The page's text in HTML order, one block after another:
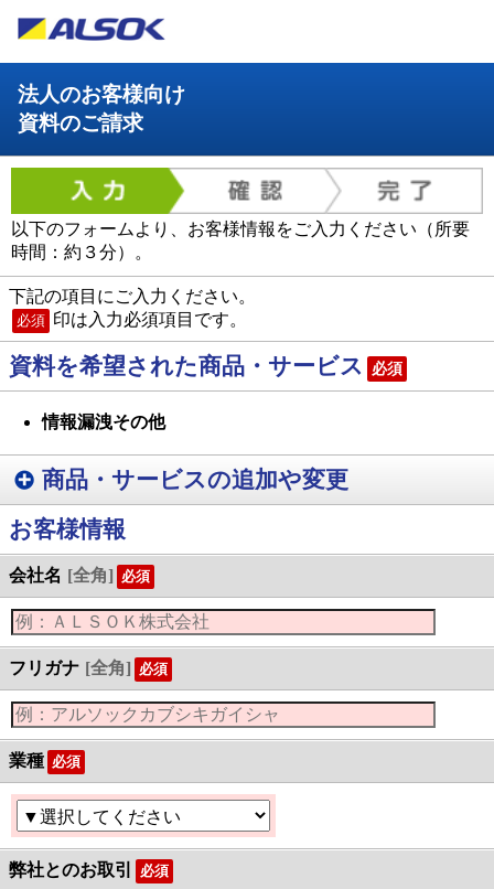
法人のお客様向け
資料のご請求
以下のフォームより、お客様情報をご入力ください（所要
時間：約３分）。
下記の項目にご入力ください。
必須 印は入力必須項目です。
資料を希望された商品・サービス 必須
情報漏洩その他
お客様情報
会社名 [全角] 必須
フリガナ [全角] 必須
業種 必須
弊社とのお取引 必須